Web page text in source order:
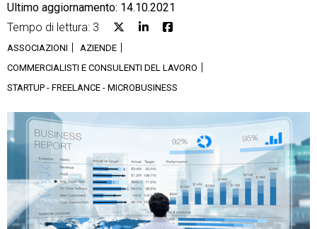
CRM
Ecommerce
Email Marketing
Fatturazione
Financial Solutions
HR
Ultimo aggiornamento: 14.10.2021
Tempo di lettura: 3
ASSOCIAZIONI
AZIENDE
COMMERCIALISTI E CONSULENTI DEL LAVORO
STARTUP - FREELANCE - MICROBUSINESS